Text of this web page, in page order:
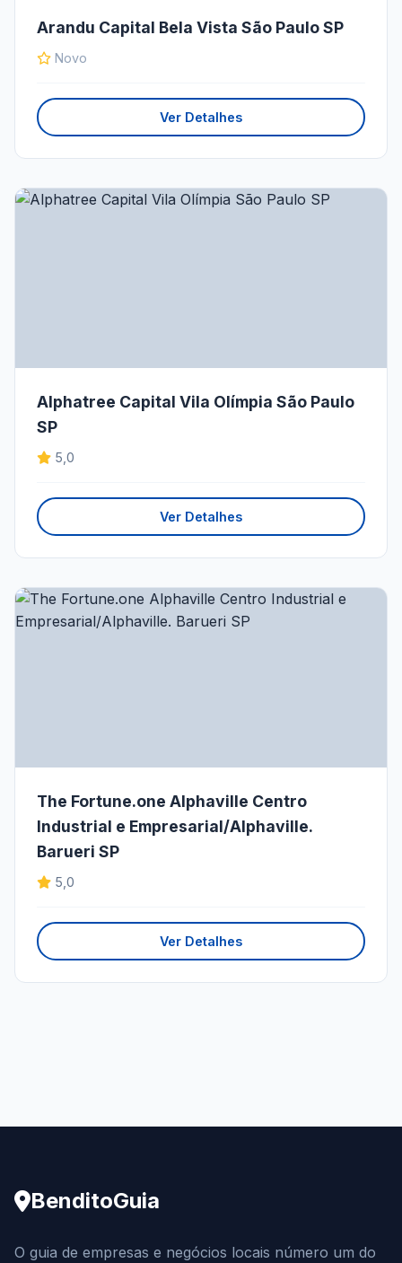
Arandu Capital Bela Vista São Paulo SP
Novo
Ver Detalhes
Alphatree Capital Vila Olímpia São Paulo
SP
5,0
Ver Detalhes
The Fortune.one Alphaville Centro
Industrial e Empresarial/Alphaville.
Barueri SP
5,0
Ver Detalhes
BenditoGuia
O guia de empresas e negócios locais número um do